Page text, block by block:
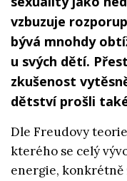
vzbuzuje
bývá mnohdy
u svých dětí.
zkušenost
dětství prošli
Dle Freudovy
kterého se celý
energie, konkrétně